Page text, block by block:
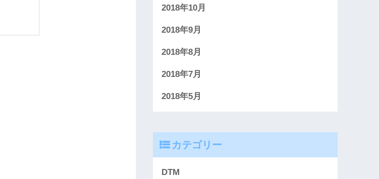
2018年10月
2018年9月
2018年8月
2018年7月
2018年5月
カテゴリー
DTM